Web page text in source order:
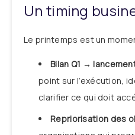
Un timing
Le printemps est un
Bilan Q1 →
point sur l’exécution,
clarifier ce qui doit
Repriorisation des